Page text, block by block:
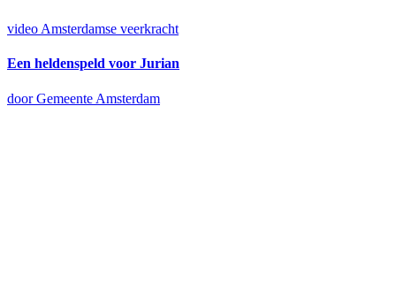
video Amsterdamse veerkracht
Een heldenspeld voor Jurian
door Gemeente Amsterdam